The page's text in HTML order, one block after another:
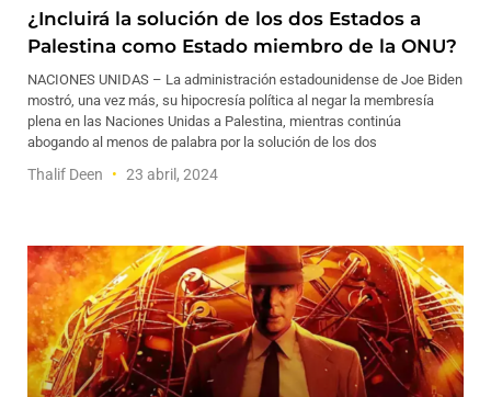
¿Incluirá la solución de los dos Estados a
Palestina como Estado miembro de la ONU?
NACIONES UNIDAS – La administración estadounidense de Joe Biden
mostró, una vez más, su hipocresía política al negar la membresía
plena en las Naciones Unidas a Palestina, mientras continúa
abogando al menos de palabra por la solución de los dos
Thalif Deen 23 abril, 2024